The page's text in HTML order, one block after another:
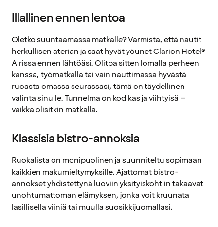
Illallinen ennen lentoa
Oletko suuntaamassa matkalle? Varmista, että nautit
herkullisen aterian ja saat hyvät yöunet Clarion Hotel®
Airissa ennen lähtöäsi. Olitpa sitten lomalla perheen
kanssa, työmatkalla tai vain nauttimassa hyvästä
ruoasta omassa seurassasi, tämä on täydellinen
valinta sinulle. Tunnelma on kodikas ja viihtyisä –
vaikka olisitkin matkalla.
Klassisia bistro-annoksia
Ruokalista on monipuolinen ja suunniteltu sopimaan
kaikkien makumieltymyksille. Ajattomat bistro-
annokset yhdistettynä luoviin yksityiskohtiin takaavat
unohtumattoman elämyksen, jonka voit kruunata
lasillisella viiniä tai muulla suosikkijuomallasi.